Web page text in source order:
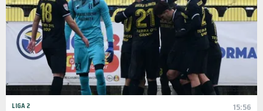
LIGA 2 15:56